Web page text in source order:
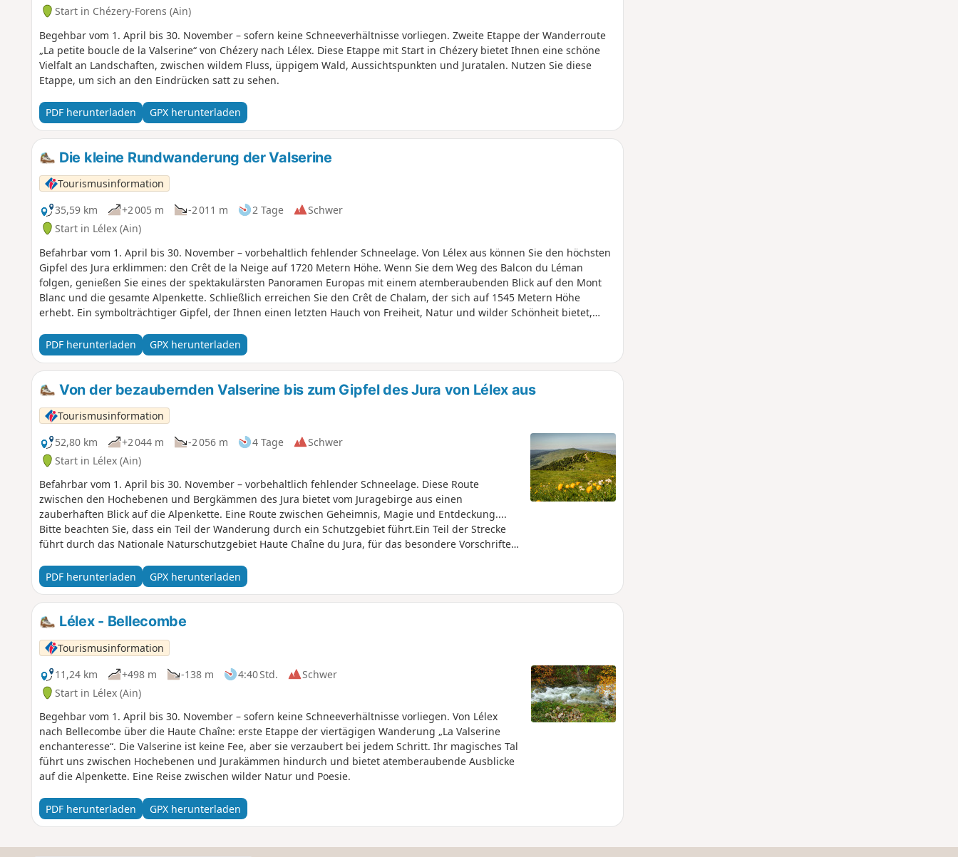
Start in Chézery-Forens (Ain)
Begehbar vom 1. April bis 30. November – sofern keine Schneeverhältnisse vorliegen. Zweite Etappe der Wanderroute
„La petite boucle de la Valserine“ von Chézery nach Lélex. Diese Etappe mit Start in Chézery bietet Ihnen eine schöne
Vielfalt an Landschaften, zwischen wildem Fluss, üppigem Wald, Aussichtspunkten und Juratalen. Nutzen Sie diese
Etappe, um sich an den Eindrücken satt zu sehen.
PDF herunterladen GPX herunterladen
Die kleine Rundwanderung der Valserine
Tourismusinformation
35,59 km
+2 005 m -2 011 m 2 Tage
Schwer
Start in Lélex (Ain)
Befahrbar vom 1. April bis 30. November – vorbehaltlich fehlender Schneelage. Von Lélex aus können Sie den höchsten
Gipfel des Jura erklimmen: den Crêt de la Neige auf 1720 Metern Höhe. Wenn Sie dem Weg des Balcon du Léman
folgen, genießen Sie eines der spektakulärsten Panoramen Europas mit einem atemberaubenden Blick auf den Mont
Blanc und die gesamte Alpenkette. Schließlich erreichen Sie den Crêt de Chalam, der sich auf 1545 Metern Höhe
erhebt. Ein symbolträchtiger Gipfel, der Ihnen einen letzten Hauch von Freiheit, Natur und wilder Schönheit bietet,
Naturschutzgebiet Haute Chaîne du Jura, für das besondere Vorschriften gelten: Hunde sind verboten, auch wenn sie
an der Leine geführt werden, ebenso wie das Zelten.Bitte halten Sie sich an diese Regeln, um den Reichtum dieser
außergewöhnlichen Umgebung zu bewahren.
PDF herunterladen GPX herunterladen
Von der bezaubernden Valserine bis zum Gipfel des Jura von Lélex aus
Tourismusinformation
52,80 km
+2 044 m -2 056 m 4 Tage
Schwer
Start in Lélex (Ain)
Befahrbar vom 1. April bis 30. November – vorbehaltlich fehlender Schneelage. Diese Route
zwischen den Hochebenen und Bergkämmen des Jura bietet vom Juragebirge aus einen
zauberhaften Blick auf die Alpenkette. Eine Route zwischen Geheimnis, Magie und Entdeckung....
Bitte beachten Sie, dass ein Teil der Wanderung durch ein Schutzgebiet führt.Ein Teil der Strecke
führt durch das Nationale Naturschutzgebiet Haute Chaîne du Jura, für das besondere Vorschriften
Biwakieren.Bitte halten Sie sich an diese Regeln, um den Reichtum dieser außergewöhnlichen
Umgebung zu bewahren.
PDF herunterladen GPX herunterladen
Lélex - Bellecombe
Tourismusinformation
11,24 km
+498 m -138 m 4:40 Std.
Schwer
Start in Lélex (Ain)
Begehbar vom 1. April bis 30. November – sofern keine Schneeverhältnisse vorliegen. Von Lélex
nach Bellecombe über die Haute Chaîne: erste Etappe der viertägigen Wanderung „La Valserine
enchanteresse“. Die Valserine ist keine Fee, aber sie verzaubert bei jedem Schritt. Ihr magisches Tal
führt uns zwischen Hochebenen und Jurakämmen hindurch und bietet atemberaubende Ausblicke
auf die Alpenkette. Eine Reise zwischen wilder Natur und Poesie.
PDF herunterladen GPX herunterladen